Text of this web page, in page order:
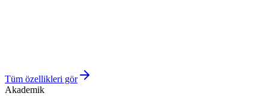
Tüm özellikleri gör
Akademik